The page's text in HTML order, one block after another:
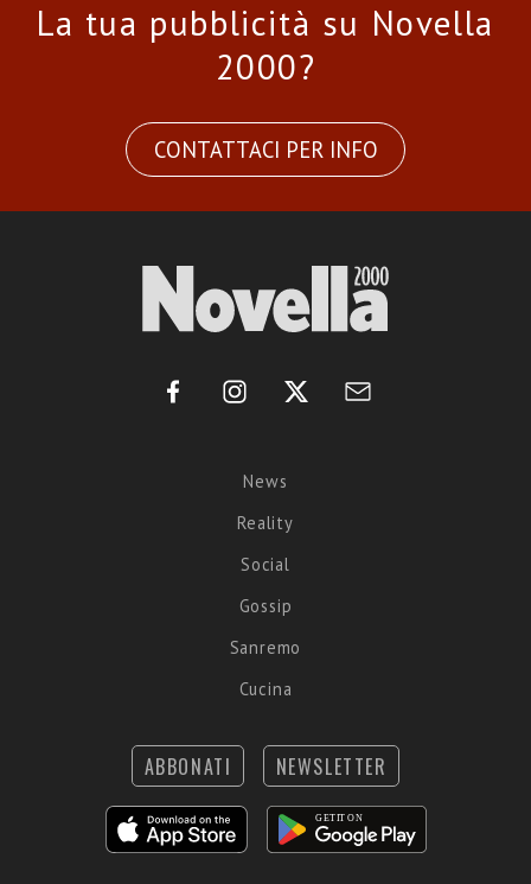
La tua pubblicità su Novella
2000?
CONTATTACI PER INFO
News
Reality
Social
Gossip
Sanremo
Cucina
ABBONATI NEWSLETTER